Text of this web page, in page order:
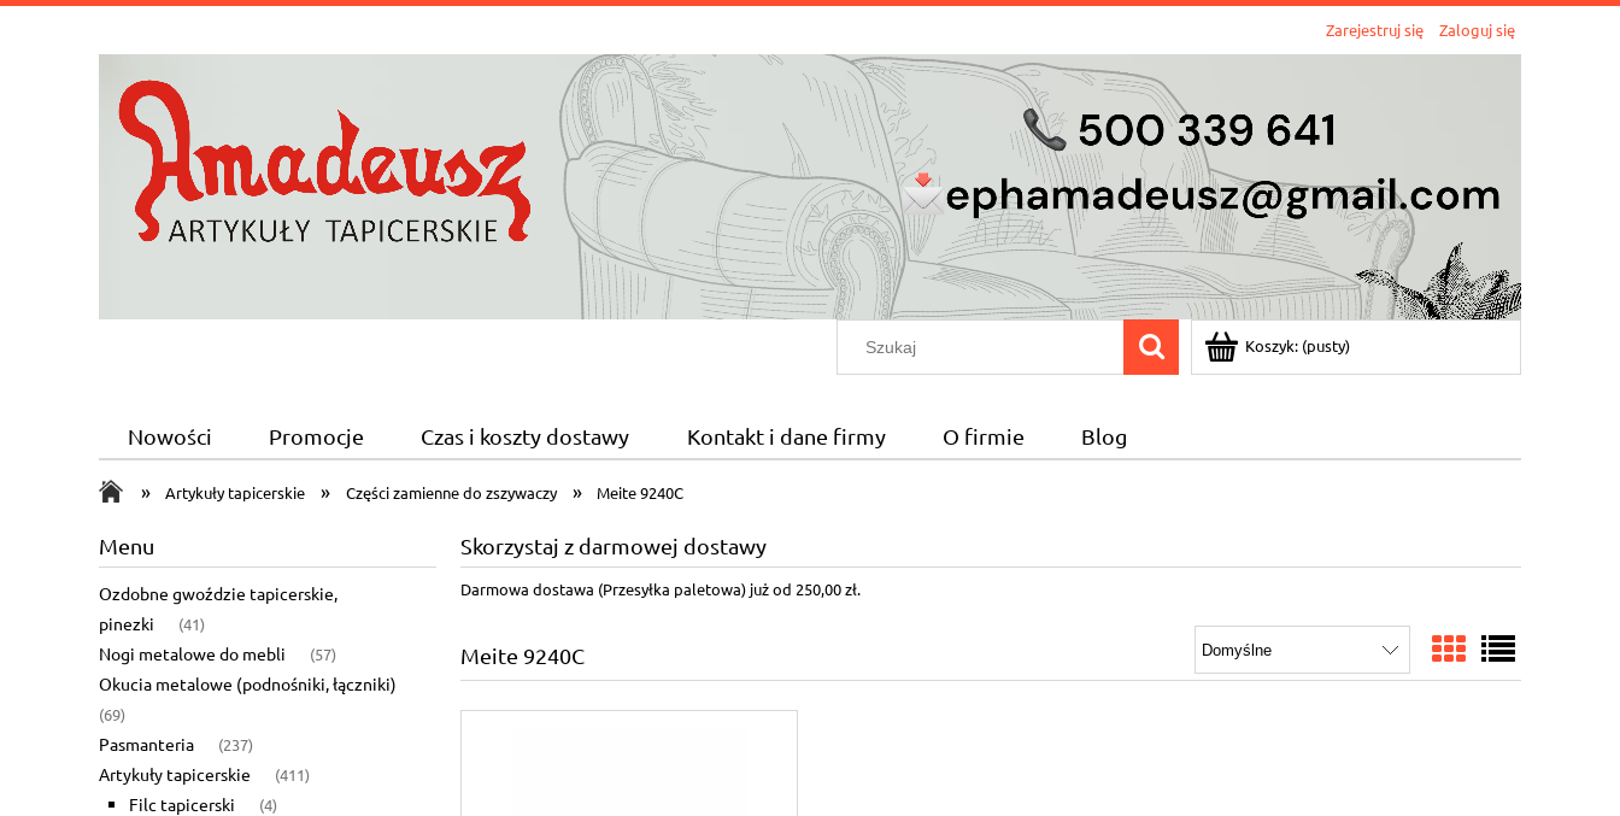
Zarejestruj się Zaloguj się
Koszyk: (pusty)
Nowości Promocje Czas i koszty dostawy Kontakt i dane firmy O firmie Blog
» Artykuły tapicerskie » Części zamienne do zszywaczy » Meite 9240C
Menu
Ozdobne gwoździe tapicerskie,
pinezki
(41)
Nogi metalowe do mebli (57)
Okucia metalowe (podnośniki, łączniki)
(69)
Pasmanteria (237)
Artykuły tapicerskie (411)
Filc tapicerski (4)
Skorzystaj z darmowej dostawy
Darmowa dostawa (Przesyłka paletowa) już od 250,00 zł.
Meite 9240C